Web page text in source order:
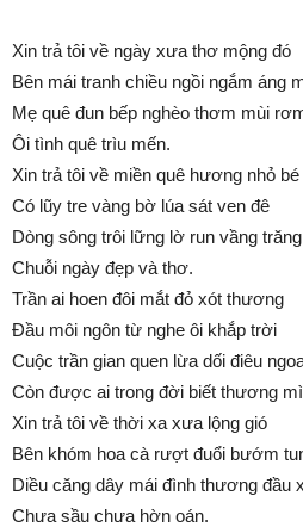
Xin trả tôi về ngày xưa thơ mộng đó
Bên mái tranh chiều ngồi ngắm áng
Mẹ quê đun bếp nghèo thơm mùi
Ôi tình quê trìu mến.
Xin trả tôi về miền quê hương nhỏ bé
Có lũy tre vàng bờ lúa sát ven đê
Dòng sông trôi lững lờ run vầng
Chuỗi ngày đẹp và thơ.
Trần ai hoen đôi mắt đỏ xót thương
Ðầu môi ngôn từ nghe ôi khắp trời
Cuộc trần gian quen lừa dối điêu
Còn được ai trong đời biết thương
Xin trả tôi về thời xa xưa lộng gió
Bên khóm hoa cà rượt đuổi bướm
Diều căng dây mái đình thương đầu
Chưa sầu chưa hờn oán.